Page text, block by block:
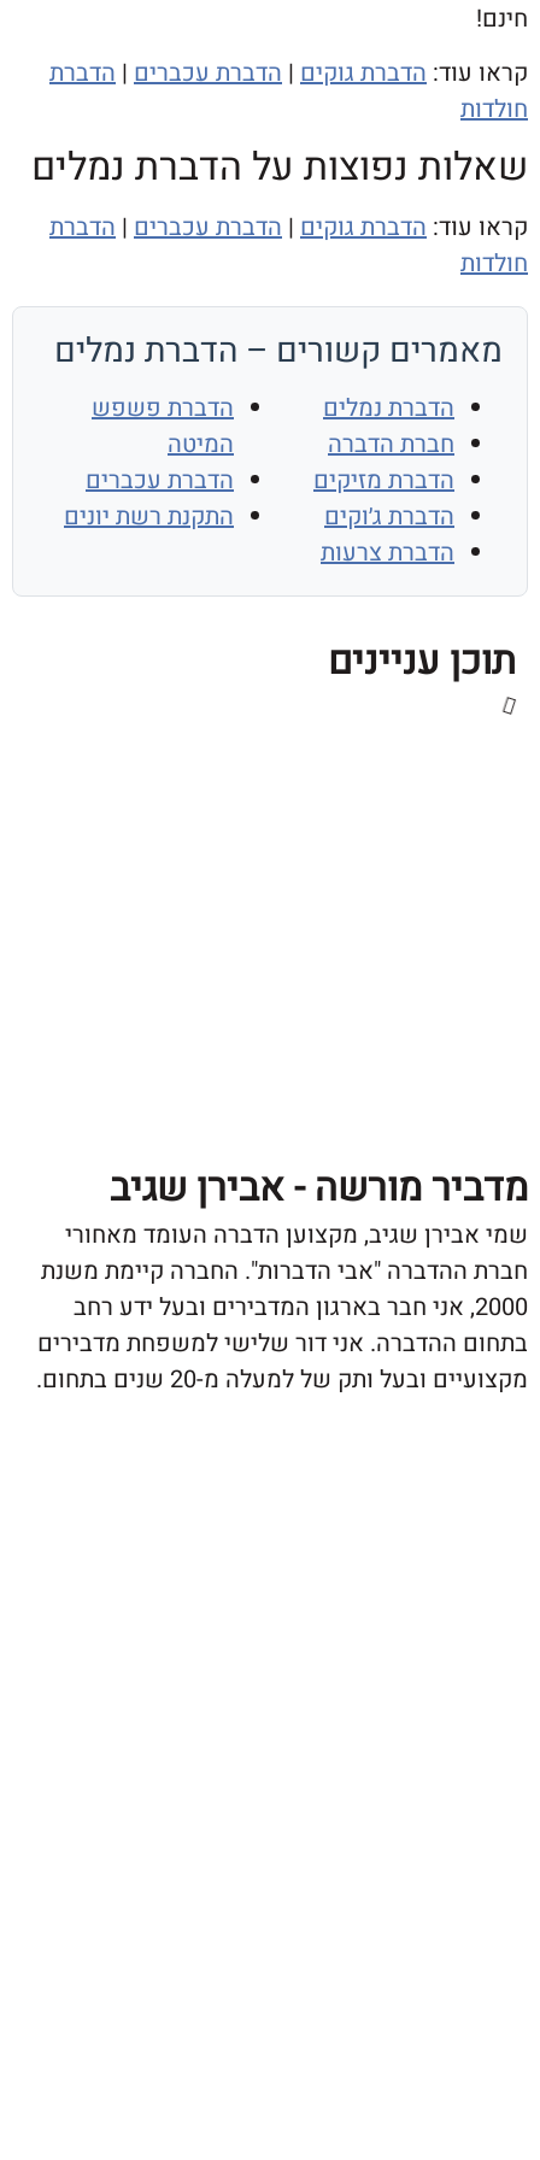
הדברת גוקים| הדברת עכברים |הדברת
נפוצות על הדברת נמלים
הדברת גוקים|הדברת עכברים|הדברת
קשורים – הדברת נמלים
הדברת נמלים
חברת הדברה
הדברת מזיקים
הדברת ג׳וקים
הדברת צרעות
הדברת פשפש
הדברת עכברים
התקנת רשת יונים
עניינים
מורשה - אבירן שגיב
שגיב, מקצוען הדברה העומד מאחורי
"אבי הדברות". החברה קיימת משנת
אני חבר בארגון המדבירים ובעל ידע רחב
אני דור שלישי למשפחת מדבירים
ותק של למעלה מ-20 שנים בתחום.